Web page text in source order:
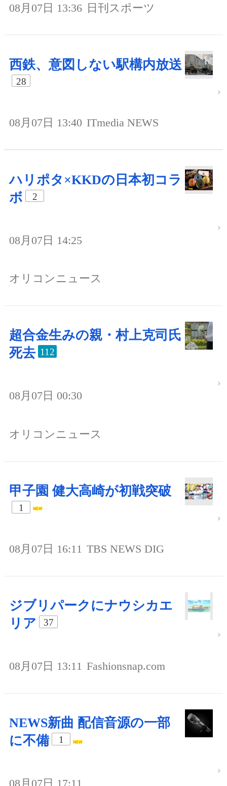
08月07日 13:36 日刊スポーツ
西鉄、意図しない駅構内放送
28
08月07日 13:40 ITmedia NEWS
ハリポタ×KKDの日本初コラ
ボ
2
08月07日 14:25
オリコンニュース
超合金生みの親・村上克司氏
死去 112
08月07日 00:30
オリコンニュース
甲子園 健大高崎が初戦突破
1
08月07日 16:11 TBS NEWS DIG
ジブリパークにナウシカエ
リア
37
08月07日 13:11 Fashionsnap.com
NEWS新曲 配信音源の一部
に不備
1
08月07日 17:11